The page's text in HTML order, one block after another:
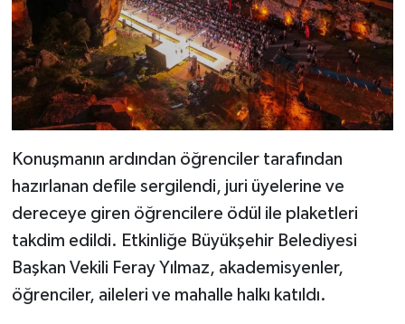
Konuşmanın ardından öğrenciler tarafından
hazırlanan defile sergilendi, juri üyelerine ve
dereceye giren öğrencilere ödül ile plaketleri
takdim edildi. Etkinliğe Büyükşehir Belediyesi
Başkan Vekili Feray Yılmaz, akademisyenler,
öğrenciler, aileleri ve mahalle halkı katıldı.